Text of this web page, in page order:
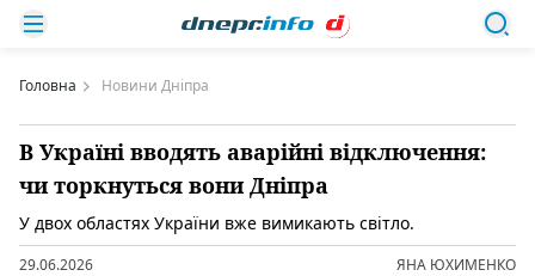
Головна Новини Дніпра
В Україні вводять аварійні відключення:
чи торкнуться вони Дніпра
У двох областях України вже вимикають світло.
29.06.2026 ЯНА ЮХИМЕНКО